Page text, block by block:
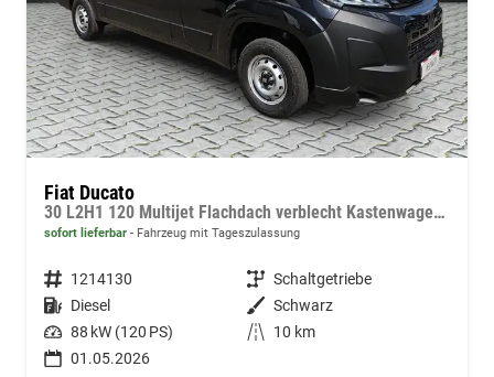
Fiat Ducato
30 L2H1 120 Multijet Flachdach verblecht Kastenwagen 3T Diesel MT
sofort lieferbar Fahrzeug mit Tageszulassung
Fahrzeugnummer 1214130 Getriebe Schaltgetriebe
Kraftstoff Diesel Außenfarbe Schwarz
Leistung 88 kW (120 PS) Kilometerstand
10 km
01.05.2026